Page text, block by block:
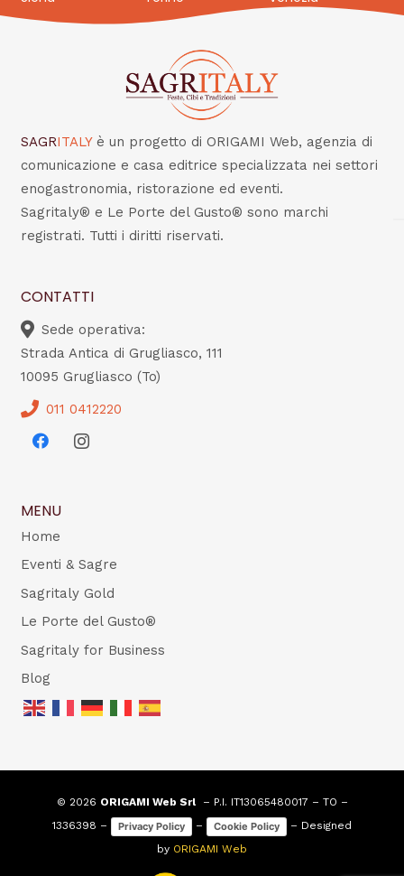
SAGRITALY è un progetto di ORIGAMI Web, agenzia di
comunicazione e casa editrice specializzata nei settori
enogastronomia, ristorazione ed eventi.
Sagritaly® e Le Porte del Gusto® sono marchi
registrati. Tutti i diritti riservati.
CONTATTI
Sede operativa:
Strada Antica di Grugliasco, 111
10095 Grugliasco (To)
011 0412220
MENU
Home
Eventi & Sagre
Sagritaly Gold
Le Porte del Gusto®
Sagritaly for Business
Blog
© 2026 ORIGAMI Web Srl– P.I. IT13065480017 – TO –
1336398 –
Privacy Policy – Cookie Policy
– Designed
by ORIGAMI Web